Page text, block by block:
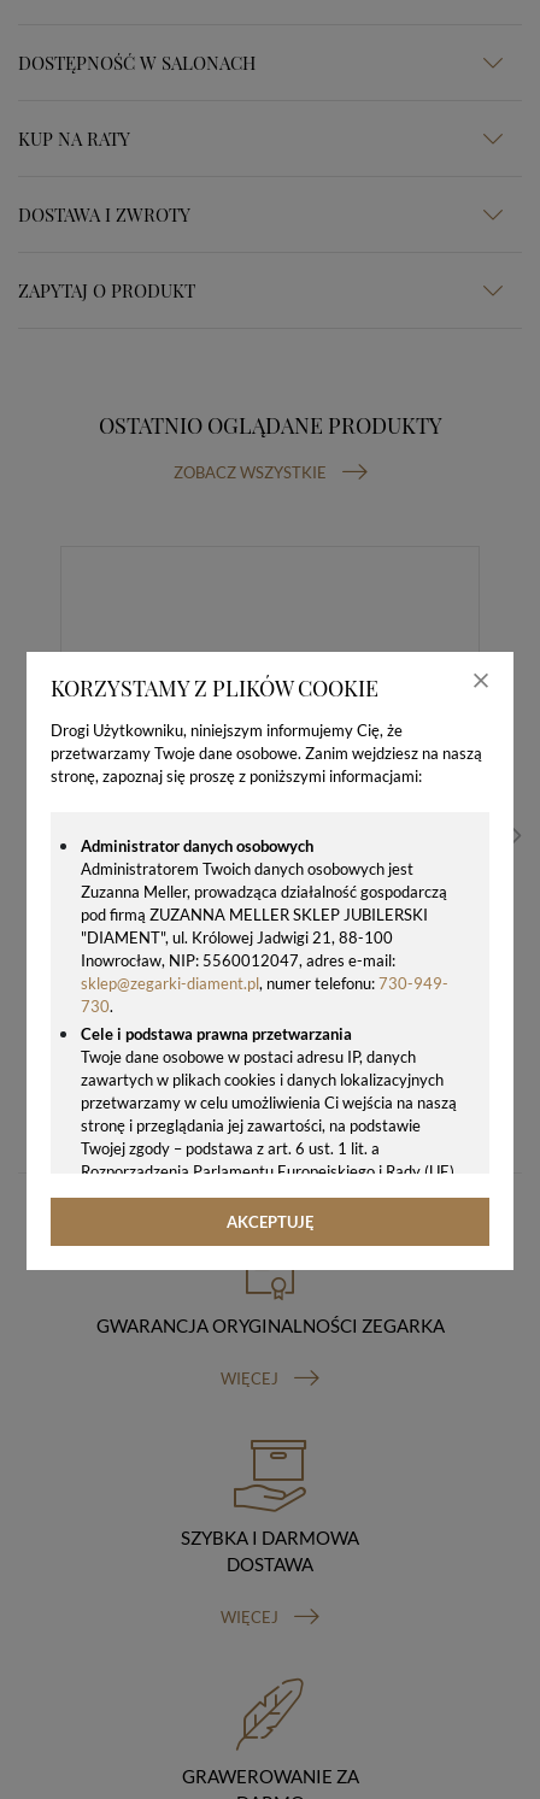
KORZYSTAMY Z PLIKÓW COOKIE
Drogi Użytkowniku, niniejszym informujemy Cię, że
przetwarzamy Twoje dane osobowe. Zanim wejdziesz na naszą
stronę, zapoznaj się proszę z poniższymi informacjami:
Administrator danych osobowych
Administratorem Twoich danych osobowych jest
Zuzanna Meller, prowadząca działalność gospodarczą
pod firmą ZUZANNA MELLER SKLEP JUBILERSKI
"DIAMENT", ul. Królowej Jadwigi 21, 88-100
Inowrocław, NIP: 5560012047, adres e-mail:
sklep@zegarki-diament.pl, numer telefonu:730-949-
730.
Cele i podstawa prawna przetwarzania
Twoje dane osobowe w postaci adresu IP, danych
zawartych w plikach cookies i danych lokalizacyjnych
przetwarzamy w celu umożliwienia Ci wejścia na naszą
stronę i przeglądania jej zawartości, na podstawie
Twojej zgody – podstawa z art. 6 ust. 1 lit. a
Rozporządzenia Parlamentu Europejskiego i Rady (UE)
2016/679 z 27.04.2016 r. w sprawie ochrony osób
fizycznych w związku z przetwarzaniem danych
rozporządzenie o ochronie danych, tj. RODO).
Twoje dane osobowe możemy udostępniać
podstawie umowy z nami i tylko zgodnie z naszymi
Okres przechowywania danych
Twoje dane przechowujemy do czasu posiadania
udzielonej przez Ciebie zgody.
Przysługuje Ci prawo dostępu do swoich danych oraz
otrzymania ich kopii, prawo do sprostowania
danych (jeżeli Twoim zdaniem nie ma podstaw do tego,
przetwarzania danych (możesz zażądać, abyśmy
ograniczyli przetwarzanie Twoich danych osobowych
wyłącznie do ich przechowywania lub wykonywania
uzgodnionych z Tobą działań, jeżeli Twoim zdaniem
mamy nieprawidłowe dane na Twój temat lub
AKCEPTUJĘ
DOSTĘPNOŚĆ W SALONACH
KUP NA RATY
DOSTAWA I ZWROTY
ZAPYTAJ O PRODUKT
OSTATNIO OGLĄDANE PRODUKTY
ZOBACZ WSZYSTKIE
SREBRNY PIERŚCIONEK DAMSKI 925 Z PERŁĄ SWAROVSKI ELEMENTS – ROZMIAR 13 P5818R/8
239,00 zł
GWARANCJA ORYGINALNOŚCI ZEGARKA
WIĘCEJ
SZYBKA I DARMOWA
DOSTAWA
WIĘCEJ
GRAWEROWANIE ZA